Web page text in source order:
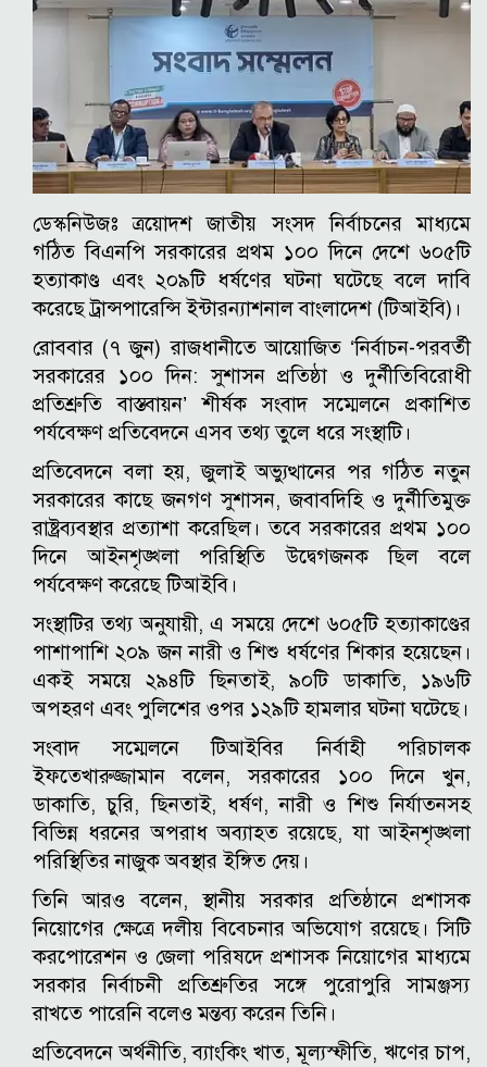
ডেস্কনিউজঃ ত্রয়োদশ জাতীয় সংসদ নির্বাচনের মাধ্যমে
গঠিত বিএনপি সরকারের প্রথম ১০০ দিনে দেশে ৬০৫টি
হত্যাকাণ্ড এবং ২০৯টি ধর্ষণের ঘটনা ঘটেছে বলে দাবি
করেছে ট্রান্সপারেন্সি ইন্টারন্যাশনাল বাংলাদেশ (টিআইবি)।
রোববার (৭ জুন) রাজধানীতে আয়োজিত ‘নির্বাচন-পরবর্তী
সরকারের ১০০ দিন: সুশাসন প্রতিষ্ঠা ও দুর্নীতিবিরোধী
প্রতিশ্রুতি বাস্তবায়ন’ শীর্ষক সংবাদ সম্মেলনে প্রকাশিত
পর্যবেক্ষণ প্রতিবেদনে এসব তথ্য তুলে ধরে সংস্থাটি।
প্রতিবেদনে বলা হয়, জুলাই অভ্যুত্থানের পর গঠিত নতুন
সরকারের কাছে জনগণ সুশাসন, জবাবদিহি ও দুর্নীতিমুক্ত
রাষ্ট্রব্যবস্থার প্রত্যাশা করেছিল। তবে সরকারের প্রথম ১০০
দিনে আইনশৃঙ্খলা পরিস্থিতি উদ্বেগজনক ছিল বলে
পর্যবেক্ষণ করেছে টিআইবি।
সংস্থাটির তথ্য অনুযায়ী, এ সময়ে দেশে ৬০৫টি হত্যাকাণ্ডের
পাশাপাশি ২০৯ জন নারী ও শিশু ধর্ষণের শিকার হয়েছেন।
একই সময়ে ২৯৪টি ছিনতাই, ৯০টি ডাকাতি, ১৯৬টি
অপহরণ এবং পুলিশের ওপর ১২৯টি হামলার ঘটনা ঘটেছে।
সংবাদ সম্মেলনে টিআইবির নির্বাহী পরিচালক
ইফতেখারুজ্জামান বলেন, সরকারের ১০০ দিনে খুন,
ডাকাতি, চুরি, ছিনতাই, ধর্ষণ, নারী ও শিশু নির্যাতনসহ
বিভিন্ন ধরনের অপরাধ অব্যাহত রয়েছে, যা আইনশৃঙ্খলা
পরিস্থিতির নাজুক অবস্থার ইঙ্গিত দেয়।
তিনি আরও বলেন, স্থানীয় সরকার প্রতিষ্ঠানে প্রশাসক
নিয়োগের ক্ষেত্রে দলীয় বিবেচনার অভিযোগ রয়েছে। সিটি
করপোরেশন ও জেলা পরিষদে প্রশাসক নিয়োগের মাধ্যমে
সরকার নির্বাচনী প্রতিশ্রুতির সঙ্গে পুরোপুরি সামঞ্জস্য
রাখতে পারেনি বলেও মন্তব্য করেন তিনি।
প্রতিবেদনে অর্থনীতি, ব্যাংকিং খাত, মূল্যস্ফীতি, ঋণের চাপ,